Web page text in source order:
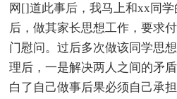
网[]道此事后，我马上和xx同
后，做其家长思想工作，要求
门慰问。过后多次做该同学思
理后，一是解决两人之间的矛
白了自己做事后果必须自己承